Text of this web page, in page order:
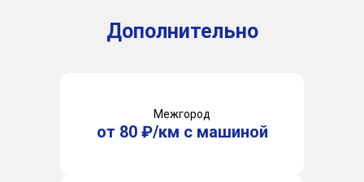
Дополнительно
Межгород
от 80 ₽/км с машиной